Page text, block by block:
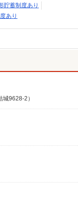
貯蓄制度あり
あり
9628-2）